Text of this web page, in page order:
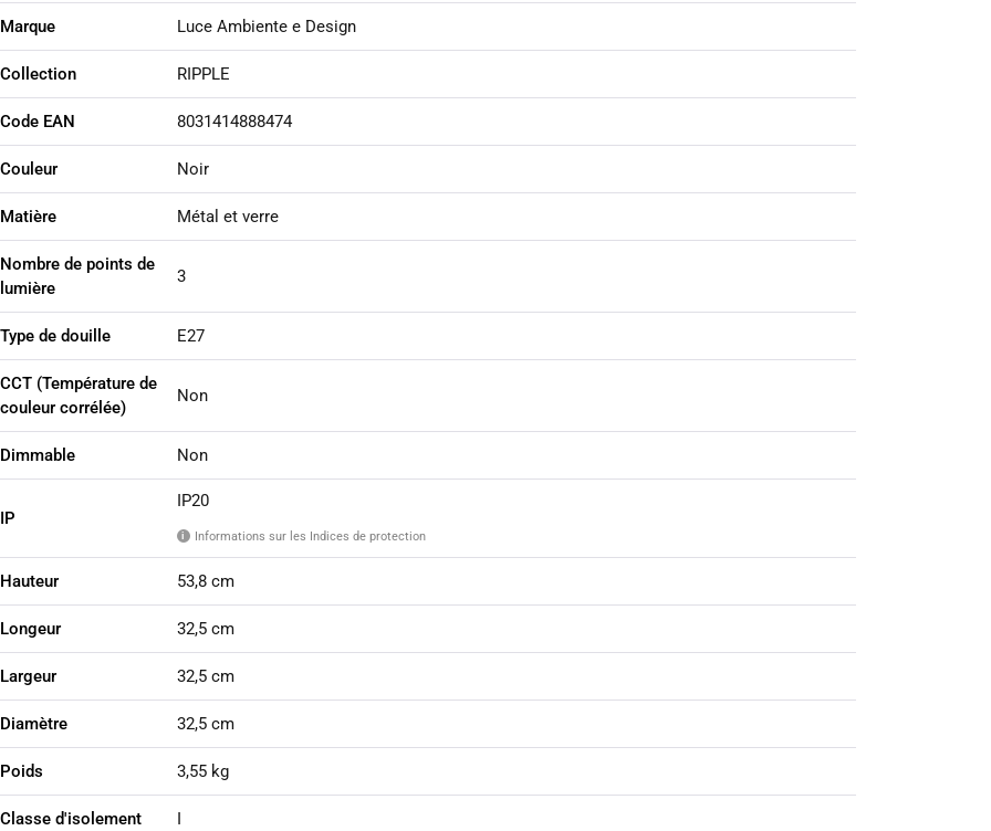
Marque Luce Ambiente e Design
Collection RIPPLE
Code EAN 8031414888474
Couleur Noir
Matière Métal et verre
Nombre de points de
lumière
3
Type de douille E27
CCT (Température de
couleur corrélée)
Non
Dimmable Non
IP
IP20
i Informations sur les Indices de protection
Hauteur 53,8 cm
Longeur 32,5 cm
Largeur 32,5 cm
Diamètre 32,5 cm
Poids 3,55 kg
Classe d'isolement I